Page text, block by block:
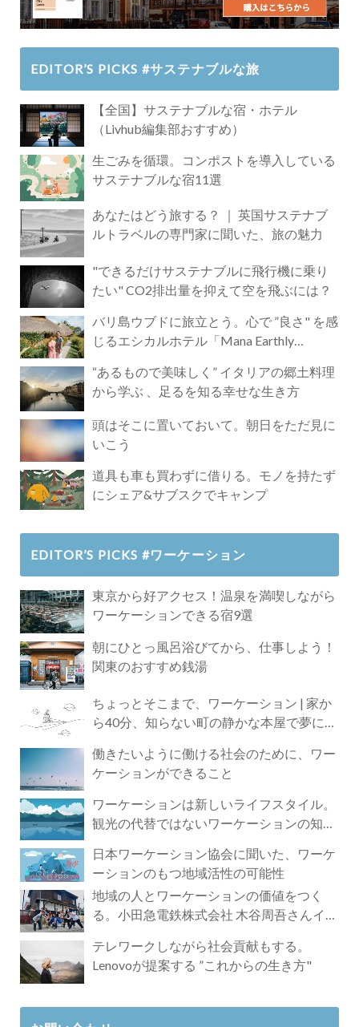
EDITOR’S PICKS #サステナブルな旅
【全国】サステナブルな宿・ホテル
（Livhub編集部おすすめ）
生ごみを循環。コンポストを導入している
サステナブルな宿11選
あなたはどう旅する？ ｜ 英国サステナブ
ルトラベルの専門家に聞いた、旅の魅力
"できるだけサステナブルに飛行機に乗り
たい" CO2排出量を抑えて空を飛ぶには？
バリ島ウブドに旅立とう。心で ”良さ" を感
じるエシカルホテル「Mana Earthly
“あるもので美味しく” イタリアの郷土料理
から学ぶ 、足るを知る幸せな生き方
頭はそこに置いておいて。朝日をただ見に
いこう
道具も車も買わずに借りる。モノを持たず
にシェア&サブスクでキャンプ
EDITOR’S PICKS #ワーケーション
東京から好アクセス！温泉を満喫しながら
ワーケーションできる宿9選
朝にひとっ風呂浴びてから、仕事しよう！
関東のおすすめ銭湯
ちょっとそこまで、ワーケーション | 家か
ら40分、知らない町の静かな本屋で夢に近
働きたいように働ける社会のために、ワー
ケーションができること
ワーケーションは新しいライフスタイル。
観光の代替ではないワーケーションの知ら
日本ワーケーション協会に聞いた、ワーケ
ーションのもつ地域活性の可能性
地域の人とワーケーションの価値をつく
る。小田急電鉄株式会社 木谷周吾さんイン
テレワークしながら社会貢献もする。
Lenovoが提案する ”これからの生き方"